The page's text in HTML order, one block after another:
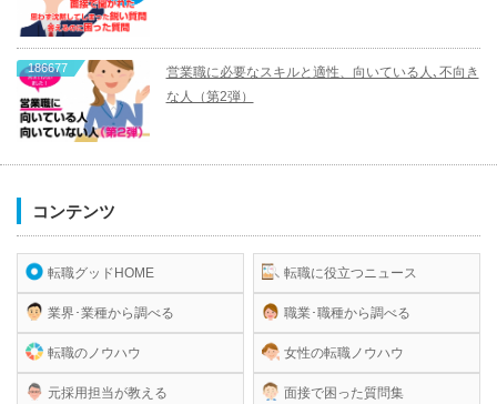
186677
営業職に必要なスキルと適性、向いている人､不向き
な人（第2弾）
コンテンツ
転職グッドHOME
業界･業種から調べる
転職のノウハウ
元採用担当が教える
転職に役立つニュース
職業･職種から調べる
女性の転職ノウハウ
面接で困った質問集